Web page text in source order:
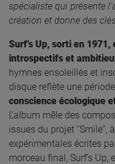
spécialiste qui présente
création et donne des
Surf’s Up, sorti en
introspectifs et
hymnes ensoleillés et
disque reflète une
conscience écologique
L’album mêle des
issues du projet
expérimentales écrites
morceau final, Surf’s Up,